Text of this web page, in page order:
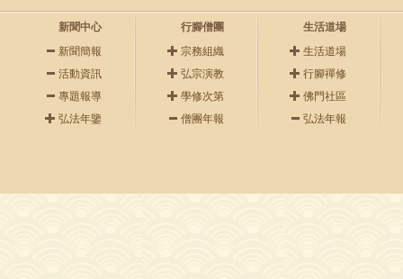
新聞中心
新聞簡報
活動資訊
專題報導
弘法年鑒
行腳僧團
宗務組織
弘宗演教
學修次第
僧團年報
生活道場
生活道場
行腳禪修
佛門社區
弘法年報